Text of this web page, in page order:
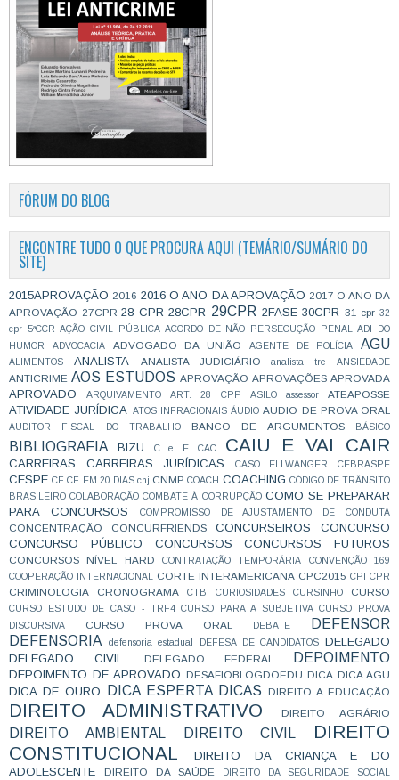
FÓRUM DO BLOG
ENCONTRE TUDO O QUE PROCURA AQUI (TEMÁRIO/SUMÁRIO DO
SITE)
2015APROVAÇÃO 2016 2016 O ANO DA APROVAÇÃO 2017 O ANO DA
APROVAÇÃO 27CPR 28 CPR 28CPR 29CPR 2FASE 30CPR 31 cpr 32
cpr
5ªCCR AÇÃO CIVIL PÚBLICA ACORDO DE NÃO PERSECUÇÃO PENAL ADI DO
HUMOR
ADVOCACIA ADVOGADO DA UNIÃO AGENTE DE POLÍCIA AGU
ALIMENTOS ANALISTA ANALISTA JUDICIÁRIO analista tre ANSIEDADE
ANTICRIME AOS ESTUDOS APROVAÇÃO APROVAÇÕES APROVADA
APROVADO ARQUIVAMENTO ART. 28 CPP ASILO assessor ATEAPOSSE
ATIVIDADE JURÍDICA ATOS INFRACIONAIS ÁUDIO AUDIO DE PROVA ORAL
AUDITOR FISCAL DO TRABALHO BANCO DE ARGUMENTOS BÁSICO
BIBLIOGRAFIA BIZU C e E CAC CAIU E VAI CAIR
CARREIRAS CARREIRAS JURÍDICAS CASO ELLWANGER CEBRASPE
CESPE CF CF EM 20 DIAS cnj CNMP COACH COACHING CÓDIGO DE TRÂNSITO
BRASILEIRO COLABORAÇÃO COMBATE À CORRUPÇÃO COMO SE PREPARAR
PARA CONCURSOS
COMPROMISSO DE AJUSTAMENTO DE CONDUTA
CONCENTRAÇÃO CONCURFRIENDS CONCURSEIROS
CONCURSO
CONCURSO PÚBLICO
CONCURSOS CONCURSOS FUTUROS
CONCURSOS NÍVEL HARD CONTRATAÇÃO TEMPORÁRIA
CONVENÇÃO 169
COOPERAÇÃO INTERNACIONAL CORTE INTERAMERICANA CPC2015 CPI CPR
CRIMINOLOGIA CRONOGRAMA CTB CURIOSIDADES CURSINHO CURSO
CURSO ESTUDO DE CASO - TRF4 CURSO PARA A SUBJETIVA
CURSO PROVA
DISCURSIVA
CURSO PROVA ORAL DEBATE
DEFENSOR
DEFENSORIA
defensoria estadual DEFESA DE CANDIDATOS
DELEGADO
DELEGADO CIVIL
DELEGADO FEDERAL DEPOIMENTO
DEPOIMENTO DE APROVADO DESAFIOBLOGDOEDU DICA DICA AGU
DICA DE OURO DICA ESPERTA DICAS DIREITO A EDUCAÇÃO
DIREITO ADMINISTRATIVO DIREITO AGRÁRIO
DIREITO AMBIENTAL DIREITO CIVIL
DIREITO
CONSTITUCIONAL
DIREITO DA CRIANÇA E DO
ADOLESCENTE
DIREITO DA SAÚDE
DIREITO DA SEGURIDADE SOCIAL